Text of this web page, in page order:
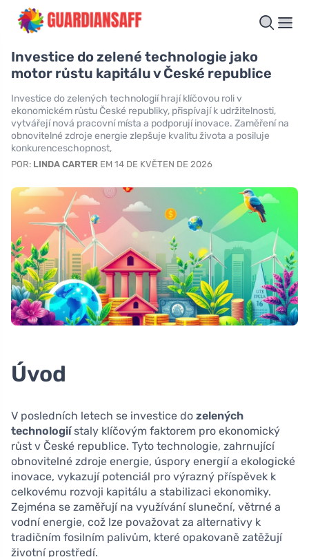
Investice do zelené technologie jako
motor růstu kapitálu v České republice
Investice do zelených technologií hrají klíčovou roli v
ekonomickém růstu České republiky, přispívají k udržitelnosti,
vytvářejí nová pracovní místa a podporují inovace. Zaměření na
obnovitelné zdroje energie zlepšuje kvalitu života a posiluje
konkurenceschopnost,
POR: LINDA CARTER EM 14 DE KVĚTEN DE 2026
Úvod
V posledních letech se investice do zelených
technologiístaly klíčovým faktorem pro ekonomický
růst v České republice. Tyto technologie, zahrnující
obnovitelné zdroje energie, úspory energií a ekologické
inovace, vykazují potenciál pro výrazný příspěvek k
celkovému rozvoji kapitálu a stabilizaci ekonomiky.
Zejména se zaměřují na využívání sluneční, větrné a
vodní energie, což lze považovat za alternativy k
tradičním fosilním palivům, které opakovaně zatěžují
životní prostředí.